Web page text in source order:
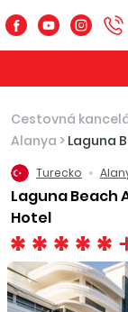
Cestovná
Alanya > Laguna
Turecko
Laguna Beach
Hotel